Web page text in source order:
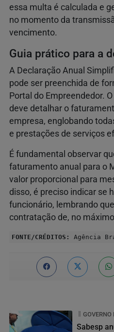
essa multa é calculada e
no momento da
vencimento.
Guia prático para a
A Declaração Anual
pode ser preenchida de
Portal do Empreendedor.
deve detalhar o
empresa, englobando
e prestações de serviços
É fundamental observar
faturamento anual para o
valor proporcional para
disso, é preciso indicar se
funcionário, lembrando
contratação de, no
FONTE/CRÉDITOS: Agência
GOVERNO
Sabesp